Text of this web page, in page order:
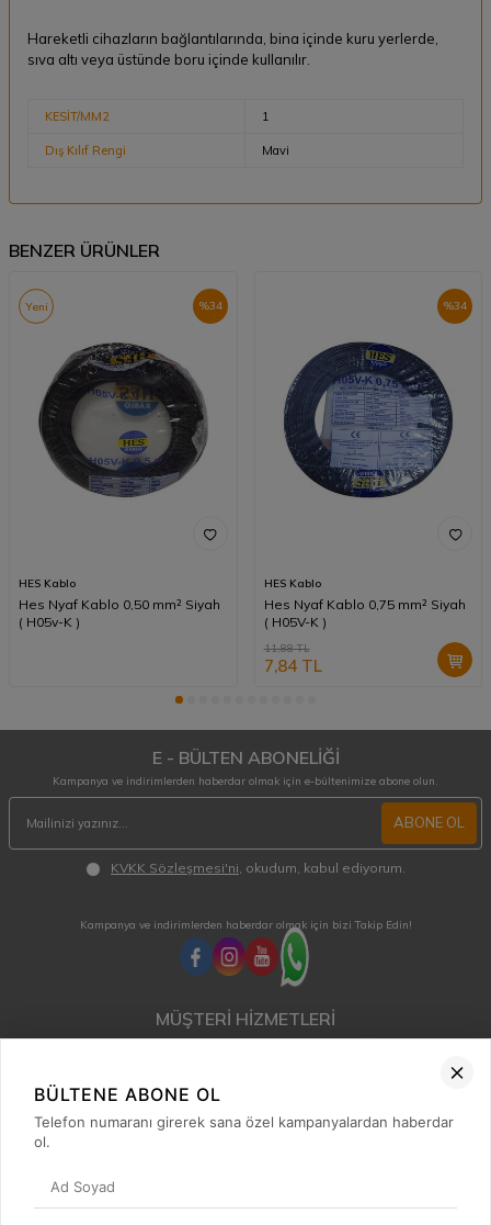
Hareketli cihazların bağlantılarında, bina içinde kuru yerlerde,
sıva altı veya üstünde boru içinde kullanılır.
KESİT/MM2 1
Dış Kılıf Rengi Mavi
BENZER ÜRÜNLER
%34
Yeni
HES Kablo
Hes Nyaf Kablo 0,50 mm² Siyah
( H05v-K )
%34
HES Kablo
Hes Nyaf Kablo 0,75 mm² Siyah
( H05V-K )
11,88TL
7,84TL
E - BÜLTEN ABONELİĞİ
Kampanya ve indirimlerden haberdar olmak için e-bültenimize abone olun.
ABONE OL
KVKK Sözleşmesi'ni , okudum, kabul ediyorum.
Kampanya ve indirimlerden haberdar olmak için bizi Takip Edin!
MÜŞTERİ HİZMETLERİ
Hafta içi 08:00 - 18:00 / Cumartesi 08:00 - 13:00 arası merak ettiğiniz tüm sorular ve
0850 515 01 10
Kategoriler
BÜLTENE ABONE OL
Telefon numaranı girerek sana özel kampanyalardan haberdar
ol.